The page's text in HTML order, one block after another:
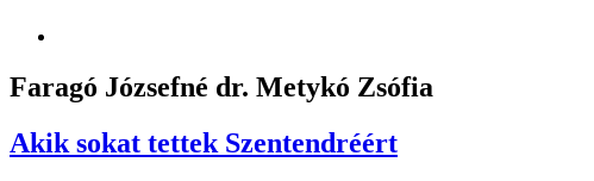
Faragó Józsefné dr. Metykó Zsófia
Akik sokat tettek Szentendréért